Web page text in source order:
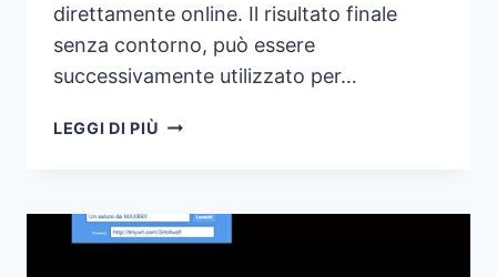
direttamente online. Il risultato finale
senza contorno, può essere
successivamente utilizzato per…
LEGGI DI PIÙ COME
DA